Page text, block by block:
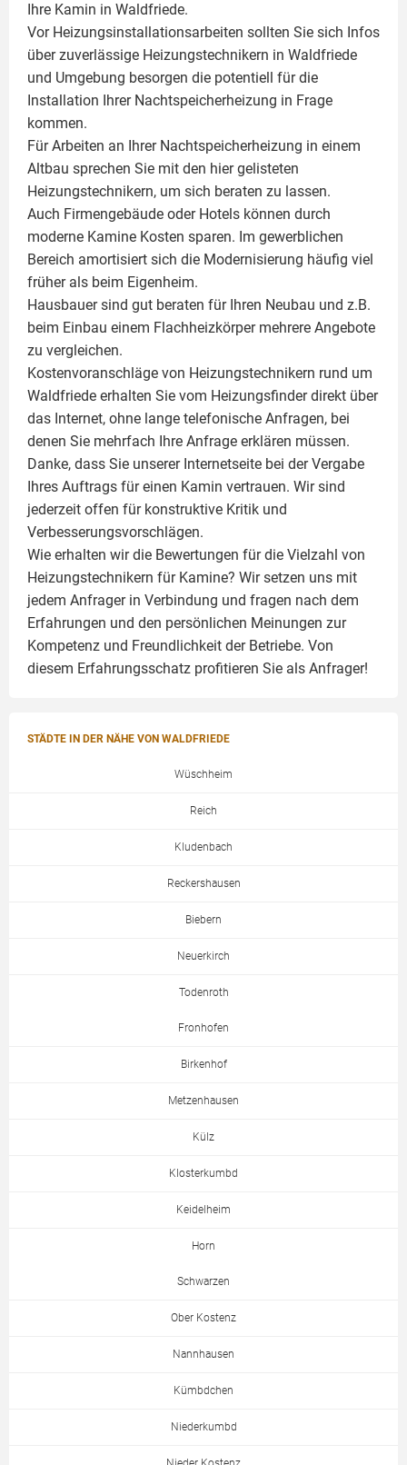
Ihre Kamin in Waldfriede.
Vor Heizungsinstallationsarbeiten sollten Sie sich Infos
über zuverlässige Heizungstechnikern in Waldfriede
und Umgebung besorgen die potentiell für die
Installation Ihrer Nachtspeicherheizung in Frage
kommen.
Für Arbeiten an Ihrer Nachtspeicherheizung in einem
Altbau sprechen Sie mit den hier gelisteten
Heizungstechnikern, um sich beraten zu lassen.
Auch Firmengebäude oder Hotels können durch
moderne Kamine Kosten sparen. Im gewerblichen
Bereich amortisiert sich die Modernisierung häufig viel
früher als beim Eigenheim.
Hausbauer sind gut beraten für Ihren Neubau und z.B.
beim Einbau einem Flachheizkörpermehrere Angebote
zu vergleichen.
Kostenvoranschläge von Heizungstechnikern rund um
Waldfriede erhalten Sie vom Heizungsfinder direkt über
das Internet, ohne lange telefonische Anfragen, bei
denen Sie mehrfach Ihre Anfrage erklären müssen.
Danke, dass Sie unserer Internetseite bei der Vergabe
Ihres Auftrags für einen Kamin vertrauen. Wir sind
jederzeit offen für konstruktive Kritik und
Verbesserungsvorschlägen.
Wie erhalten wir die Bewertungen für die Vielzahl von
Heizungstechnikern für Kamine? Wir setzen uns mit
jedem Anfrager in Verbindung und fragen nach dem
Erfahrungen und den persönlichen Meinungen zur
Kompetenz und Freundlichkeit der Betriebe. Von
diesem Erfahrungsschatz profitieren Sie als Anfrager!
STÄDTE IN DER NÄHE VON WALDFRIEDE
Wüschheim
Reich
Kludenbach
Reckershausen
Biebern
Neuerkirch
Todenroth
Fronhofen
Birkenhof
Metzenhausen
Külz
Klosterkumbd
Keidelheim
Horn
Schwarzen
Ober Kostenz
Nannhausen
Kümbdchen
Niederkumbd